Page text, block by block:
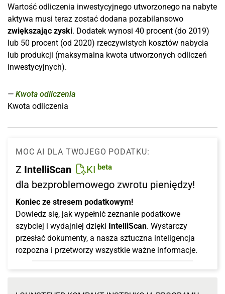
Wartość odliczenia inwestycyjnego utworzonego na nabyte
aktywa musi teraz zostać dodana pozabilansowo
zwiększając zyski. Dodatek wynosi 40 procent (do 2019)
lub 50 procent (od 2020) rzeczywistych kosztów nabycia
lub produkcji (maksymalna kwota utworzonych odliczeń
inwestycyjnych).
Kwota odliczenia
Kwota odliczenia
MOC AI DLA TWOJEGO PODATKU:
Z IntelliScan KI beta
dla bezproblemowego zwrotu pieniędzy!
Koniec ze stresem podatkowym!
Dowiedz się, jak wypełnić zeznanie podatkowe
szybciej i wydajniej dzięki IntelliScan. Wystarczy
przesłać dokumenty, a nasza sztuczna inteligencja
rozpozna i przetworzy wszystkie ważne informacje.